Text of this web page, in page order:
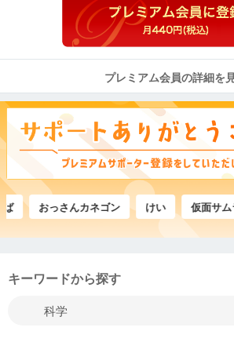
プレミアム会員の詳細を
おっさんカネゴン けい 仮面サムラ
キーワードから探す